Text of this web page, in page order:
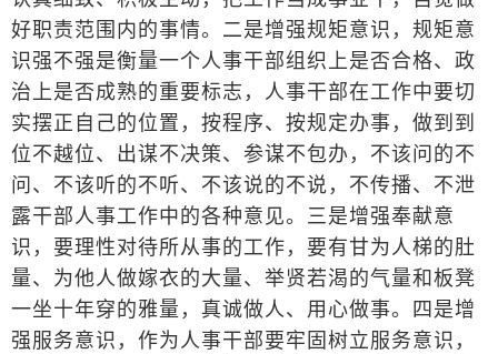
好职责范围内的事情。二是增强规矩意识，规矩意
识强不强是衡量一个人事干部组织上是否合格、政
治上是否成熟的重要标志，人事干部在工作中要切
实摆正自己的位置，按程序、按规定办事，做到到
位不越位、出谋不决策、参谋不包办，不该问的不
问、不该听的不听、不该说的不说，不传播、不泄
露干部人事工作中的各种意见。三是增强奉献意
识，要理性对待所从事的工作，要有甘为人梯的肚
量、为他人做嫁衣的大量、举贤若渴的气量和板凳
一坐十年穿的雅量，真诚做人、用心做事。四是增
强服务意识，作为人事干部要牢固树立服务意识，